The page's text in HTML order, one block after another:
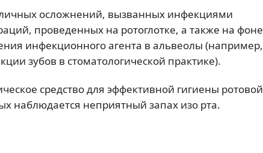
осложнений, вызванных инфекциями
проведенных на ротоглотке, а также на фоне
инфекционного агента в альвеолы (например,
зубов в стоматологической практике).
средство для эффективной гигиены ротовой
наблюдается неприятный запах изо рта.